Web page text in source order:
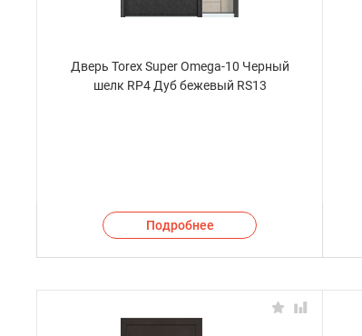
Дверь Torex Super Omega-10 Черный
шелк RP4 Дуб бежевый RS13
Подробнее